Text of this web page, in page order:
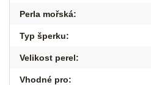
Perla mořská:
Typ šperku:
Velikost perel:
Vhodné pro: